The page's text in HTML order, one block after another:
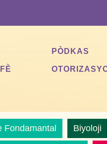
PÒDKAS
Fondamantal Biyoloji